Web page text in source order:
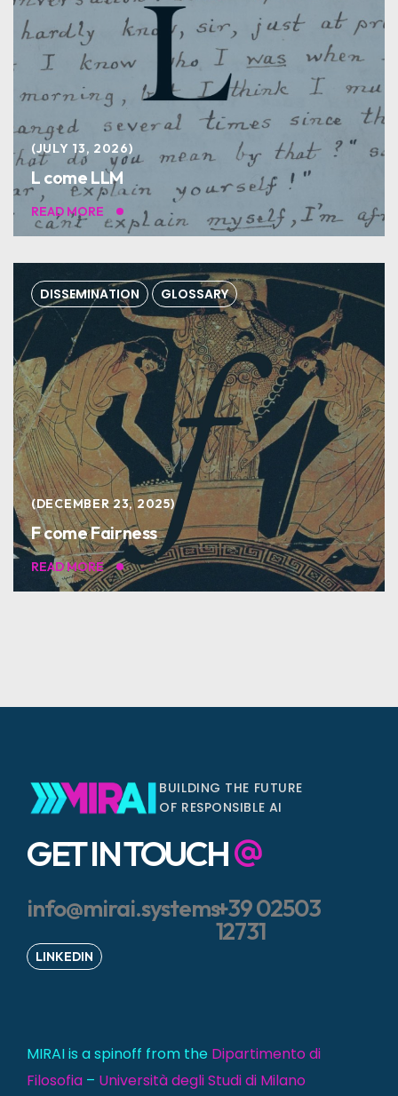
JULY 13, 2026
L come LLM
READ MORE
DISSEMINATION GLOSSARY
DECEMBER 23, 2025
F come Fairness
READ MORE
BUILDING THE FUTURE
OF RESPONSIBLE AI
GET IN TOUCH
info@mirai.systems+39 02503
12731
LINKEDIN
MIRAI is a spinoff from the Dipartimento di
Filosofia – Università degli Studi di Milano